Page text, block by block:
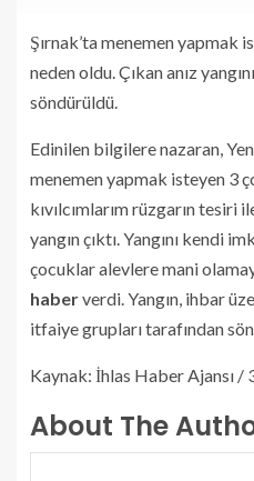
Şırnak’ta menemen yapmak
neden oldu. Çıkan anız
söndürüldü.
Edinilen bilgilere nazaran,
menemen yapmak isteyen 3
kıvılcımlarım rüzgarın tesiri
yangın çıktı. Yangını kendi
çocuklar alevlere mani
haberverdi. Yangın, ihbar
itfaiye grupları tarafından
Kaynak: İhlas Haber Ajansı /
About The